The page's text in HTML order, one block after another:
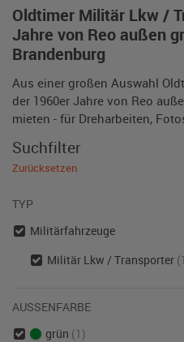
Oldtimer Militär Lkw /
Jahre von Reo außen
Brandenburg
Aus einer großen Auswahl
der 1960er Jahre von Reo
mieten - für Dreharbeiten,
Suchfilter
Zurücksetzen
TYP
Militärfahrzeuge
Militär Lkw / Transporter
AUSSENFARBE
grün (1)